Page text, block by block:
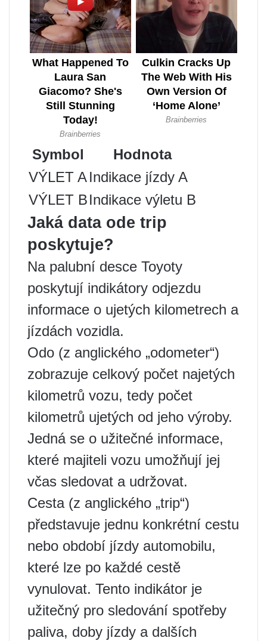
Symbol
Hodnota
VÝLET AIndikace jízdy A
VÝLET BIndikace výletu B
Jaká data ode trip
poskytuje?
Na palubní desce Toyoty
poskytují indikátory odjezdu
informace o ujetých kilometrech a
jízdách vozidla.
Odo (z anglického „odometer“)
zobrazuje celkový počet najetých
kilometrů vozu, tedy počet
kilometrů ujetých od jeho výroby.
Jedná se o užitečné informace,
které majiteli vozu umožňují jej
včas sledovat a udržovat.
Cesta (z anglického „trip“)
představuje jednu konkrétní cestu
nebo období jízdy automobilu,
které lze po každé cestě
vynulovat. Tento indikátor je
užitečný pro sledování spotřeby
paliva, doby jízdy a dalších